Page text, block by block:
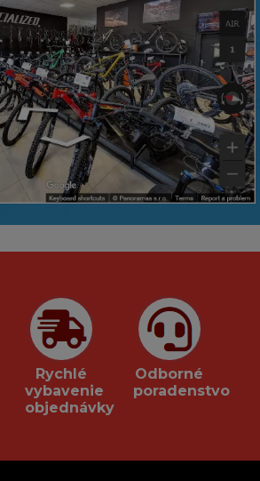
Rychlé
vybavenie
objednávky
Odborné
poradenstvo